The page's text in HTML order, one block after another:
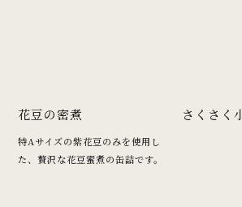
花豆の密煮
特Aサイズの紫花豆のみを使用し
た、贅沢な花豆蜜煮の缶詰です。
さくさく